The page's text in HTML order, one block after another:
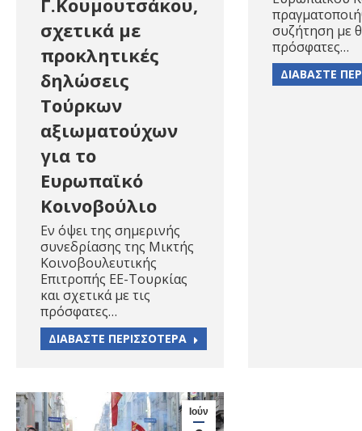
σχετικά με
προκλητικές
δηλώσεις
Τούρκων
αξιωματούχων
για το
Ευρωπαϊκό
Κοινοβούλιο
Eν όψει της σημερινής
συνεδρίασης της Μικτής
Κοινοβουλευτικής
Επιτροπής ΕΕ-Τουρκίας
και σχετικά με τις
πρόσφατες…
ΔΙΑΒΑΣΤΕ ΠΕΡΙΣΣΟΤΕΡΑ
συζήτηση με
πρόσφατες…
ΔΙΑΒΑΣΤΕ
Ιούν